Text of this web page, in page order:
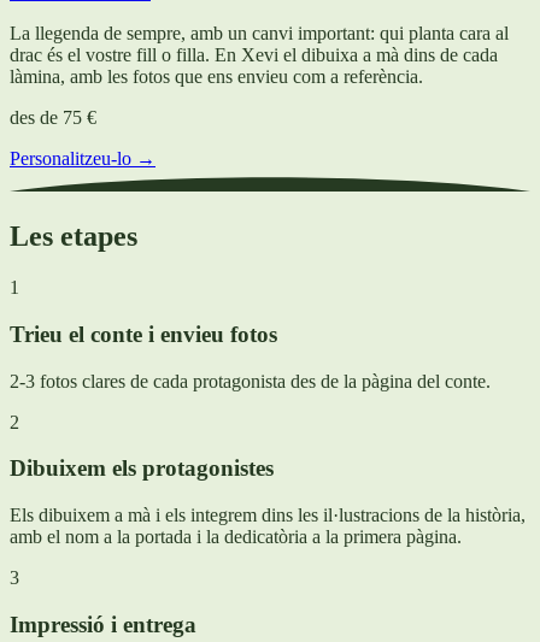
La llegenda de sempre, amb un canvi important: qui planta cara al
drac és el vostre fill o filla. En Xevi el dibuixa a mà dins de cada
làmina, amb les fotos que ens envieu com a referència.
des de 75 €
Personalitzeu-lo →
Les etapes
1
Trieu el conte i envieu fotos
2-3 fotos clares de cada protagonista des de la pàgina del conte.
2
Dibuixem els protagonistes
Els dibuixem a mà i els integrem dins les il·lustracions de la història,
amb el nom a la portada i la dedicatòria a la primera pàgina.
3
Impressió i entrega